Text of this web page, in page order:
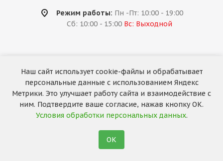
Режим работы: Пн -Пт: 10:00 - 19:00
Сб: 10:00 - 15:00 Вс: Выходной
2026 © «За колёсами.Online»
Запуск сайта —RuMaster
Наш сайт использует cookie-файлы и обрабатывает
персональные данные с использованием Яндекс
Метрики. Это улучшает работу сайта и взаимодействие с
ним. Подтвердите ваше согласие, нажав кнопку ОК.
Условия обработки персональных данных.
ОК